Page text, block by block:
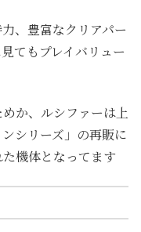
、豊富なクリアパー
てもプレイバリュー
か、ルシファーは上
シリーズ」の再販に
機体となってます